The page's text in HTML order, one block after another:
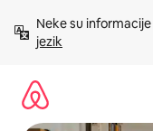
sadržaj
Neke su
jezik